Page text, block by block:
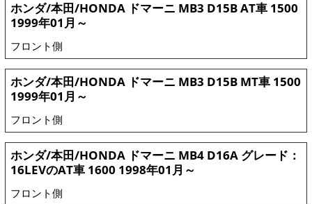
ホンダ/本田/HONDA ドマーニ MB3 D15B AT車 1500
1999年01月～
フロント側
ホンダ/本田/HONDA ドマーニ MB3 D15B MT車 1500
1999年01月～
フロント側
ホンダ/本田/HONDA ドマーニ MB4 D16A グレード：
16LEVのAT車 1600 1998年01月～
フロント側